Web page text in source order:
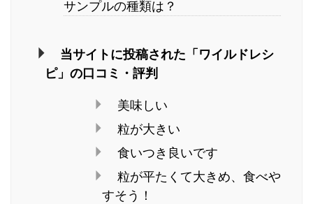
サンプルの種類は？
当サイトに投稿された「ワイルドレシ
ピ」の口コミ・評判
美味しい
粒が大きい
食いつき良いです
粒が平たくて大きめ、食べや
すそう！